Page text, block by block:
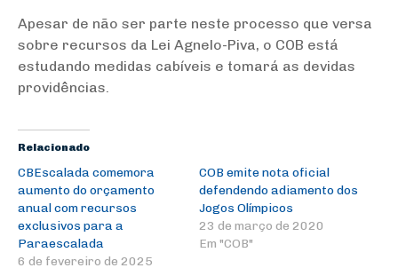
Apesar de não ser parte neste processo que versa
sobre recursos da Lei Agnelo-Piva, o COB está
estudando medidas cabíveis e tomará as devidas
providências.
Relacionado
CBEscalada comemora
aumento do orçamento
anual com recursos
exclusivos para a
Paraescalada
6 de fevereiro de 2025
COB emite nota oficial
defendendo adiamento dos
Jogos Olímpicos
23 de março de 2020
Em "COB"